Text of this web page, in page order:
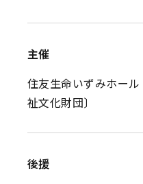
主催
住友生命いずみホー
祉文化財団〕
後援